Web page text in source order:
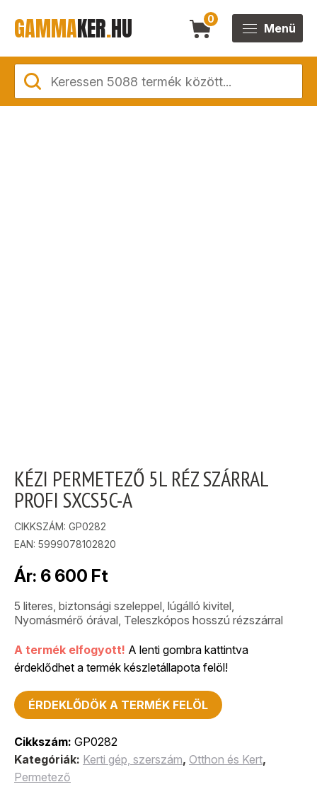
GAMMAKER.HU 0
Menü
KÉZI PERMETEZŐ 5L RÉZ SZÁRRAL
PROFI SXCS5C-A
CIKKSZÁM: GP0282
EAN: 5999078102820
Ár: 6 600 Ft
5 literes, biztonsági szeleppel, lúgálló kivitel,
Nyomásmérő órával, Teleszkópos hosszú rézszárral
A termék elfogyott! A lenti gombra kattintva
érdeklődhet a termék készletállapota felöl!
ÉRDEKLŐDÖK A TERMÉK FELÖL
Cikkszám: GP0282
Kategóriák: Kerti gép, szerszám, Otthon és Kert,
Permetező